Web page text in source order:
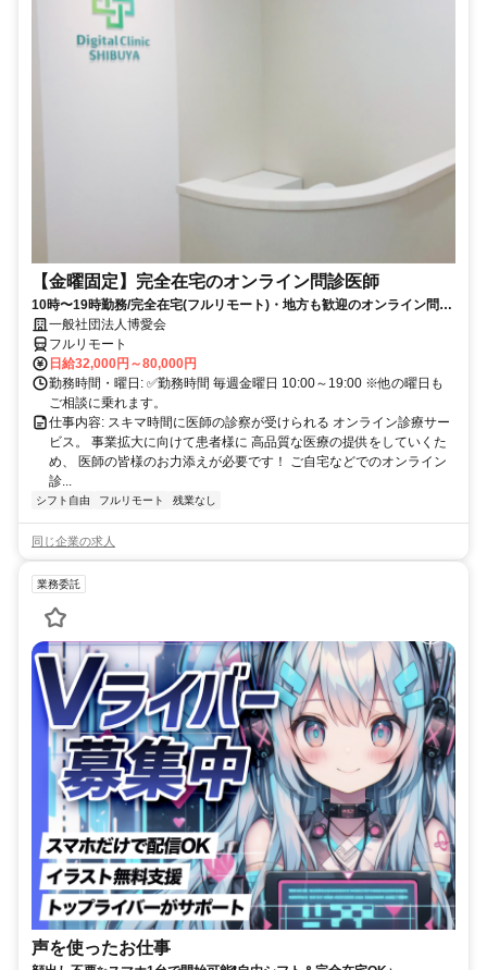
【金曜固定】完全在宅のオンライン問診医師
10時〜19時勤務/完全在宅(フルリモート)・地方も歓迎のオンライン問診
業務一般社団法人博愛会
フルリモート
日給32,000円～80,000円
勤務時間・曜日: ✅勤務時間 毎週金曜日 10:00～19:00 ※他の曜日も
ご相談に乗れます。
仕事内容: スキマ時間に医師の診察が受けられる オンライン診療サー
ビス。 事業拡大に向けて患者様に 高品質な医療の提供をしていくた
め、 医師の皆様のお力添えが必要です！ ご自宅などでのオンライン
診...
シフト自由 フルリモート 残業なし
同じ企業の求人
業務委託
声を使ったお仕事